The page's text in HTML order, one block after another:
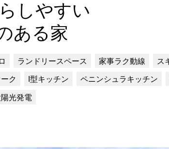
しやすい
ある家
ランドリースペース 家事ラク動線 ス
ク I型キッチン ペニンシュラキッチン
光発電